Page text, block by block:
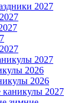
2027
2027
2026
2026
каникулы 2027